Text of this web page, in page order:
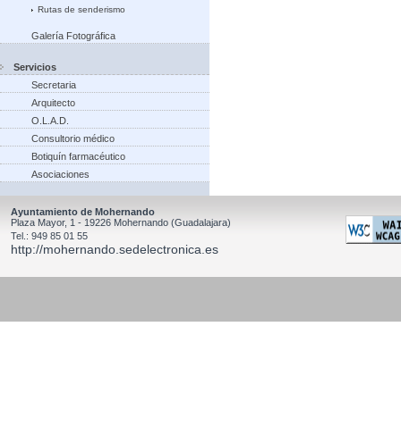
Rutas de senderismo
Galería Fotográfica
Servicios
Secretaria
Arquitecto
O.L.A.D.
Consultorio médico
Botiquín farmacéutico
Asociaciones
Ayuntamiento de Mohernando
Plaza Mayor, 1 - 19226 Mohernando (Guadalajara)
Tel.: 949 85 01 55
http://mohernando.sedelectronica.es